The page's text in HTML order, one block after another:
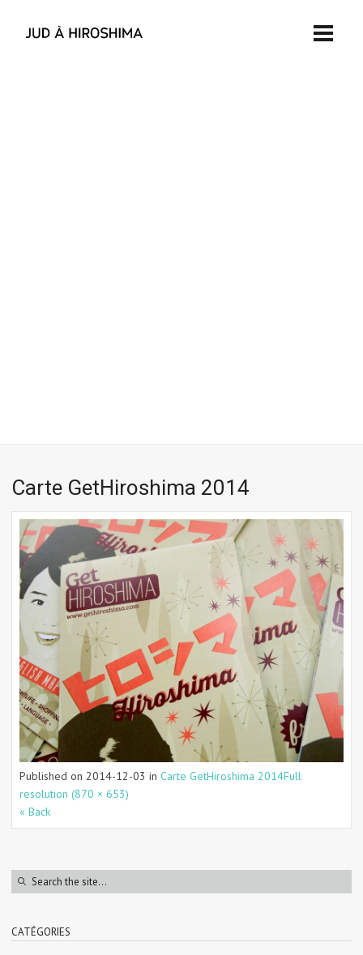
Carte GetHiroshima 2014
Published on 2014-12-03 in Carte GetHiroshima 2014Full
resolution (870 × 653)
« Back
CATÉGORIES